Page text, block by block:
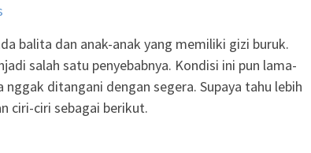
balita dan anak-anak yang memiliki gizi buruk.
salah satu penyebabnya. Kondisi ini pun lama-
ditangani dengan segera. Supaya tahu lebih
ciri-ciri sebagai berikut.